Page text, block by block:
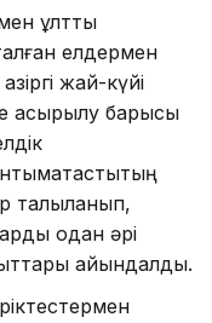
ұлттық
елдермен
жай-күйі
асырылу барысы
талқыланып,
одан әрі
айқындалды.